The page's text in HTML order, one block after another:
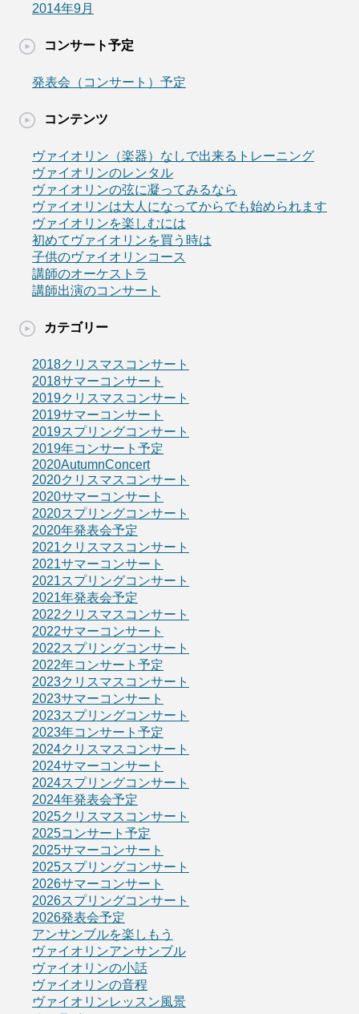
2014年9月
コンサート予定
発表会（コンサート）予定
コンテンツ
ヴァイオリン（楽器）なしで出来るトレーニング
ヴァイオリンのレンタル
ヴァイオリンの弦に凝ってみるなら
ヴァイオリンは大人になってからでも始められます
ヴァイオリンを楽しむには
初めてヴァイオリンを買う時は
子供のヴァイオリンコース
講師のオーケストラ
講師出演のコンサート
カテゴリー
2018クリスマスコンサート
2018サマーコンサート
2019クリスマスコンサート
2019サマーコンサート
2019スプリングコンサート
2019年コンサート予定
2020AutumnConcert
2020クリスマスコンサート
2020サマーコンサート
2020スプリングコンサート
2020年発表会予定
2021クリスマスコンサート
2021サマーコンサート
2021スプリングコンサート
2021年発表会予定
2022クリスマスコンサート
2022サマーコンサート
2022スプリングコンサート
2022年コンサート予定
2023クリスマスコンサート
2023サマーコンサート
2023スプリングコンサート
2023年コンサート予定
2024クリスマスコンサート
2024サマーコンサート
2024スプリングコンサート
2024年発表会予定
2025クリスマスコンサート
2025コンサート予定
2025サマーコンサート
2025スプリングコンサート
2026サマーコンサート
2026スプリングコンサート
2026発表会予定
アンサンブルを楽しもう
ヴァイオリンアンサンブル
ヴァイオリンの小話
ヴァイオリンの音程
ヴァイオリンレッスン風景